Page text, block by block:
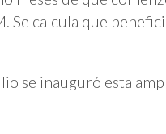
Se calcula que
se inauguró esta